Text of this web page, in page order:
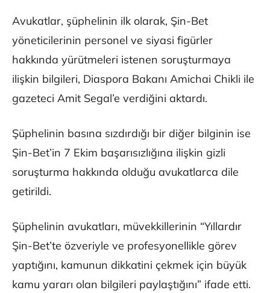
Avukatlar, şüphelinin ilk olarak, Şin-Bet
yöneticilerinin personel ve siyasi figürler
hakkında yürütmeleri istenen soruşturmaya
ilişkin bilgileri, Diaspora Bakanı Amichai Chikli ile
gazeteci Amit Segal’e verdiğini aktardı.
Şüphelinin basına sızdırdığı bir diğer bilginin ise
Şin-Bet’in 7 Ekim başarısızlığına ilişkin gizli
soruşturma hakkında olduğu avukatlarca dile
getirildi.
Şüphelinin avukatları, müvekkillerinin “Yıllardır
Şin-Bet’te özveriyle ve profesyonellikle görev
yaptığını, kamunun dikkatini çekmek için büyük
kamu yararı olan bilgileri paylaştığını” ifade etti.